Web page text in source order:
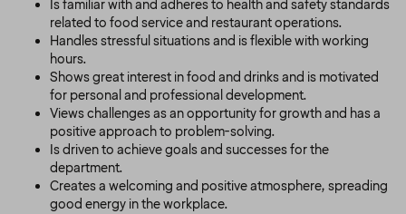
Is familiar with and adheres to health and safety standards
related to food service and restaurant operations.
Handles stressful situations and is flexible with working
hours.
Shows great interest in food and drinks and is motivated
for personal and professional development.
Views challenges as an opportunity for growth and has a
positive approach to problem-solving.
Is driven to achieve goals and successes for the
department.
Creates a welcoming and positive atmosphere, spreading
good energy in the workplace.